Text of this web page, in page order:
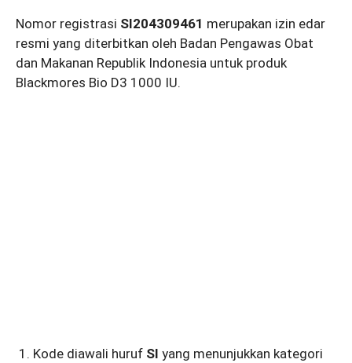
Nomor registrasi SI204309461 merupakan izin edar
resmi yang diterbitkan oleh Badan Pengawas Obat
dan Makanan Republik Indonesia untuk produk
Blackmores Bio D3 1000 IU.
Kode diawali huruf SI yang menunjukkan kategori